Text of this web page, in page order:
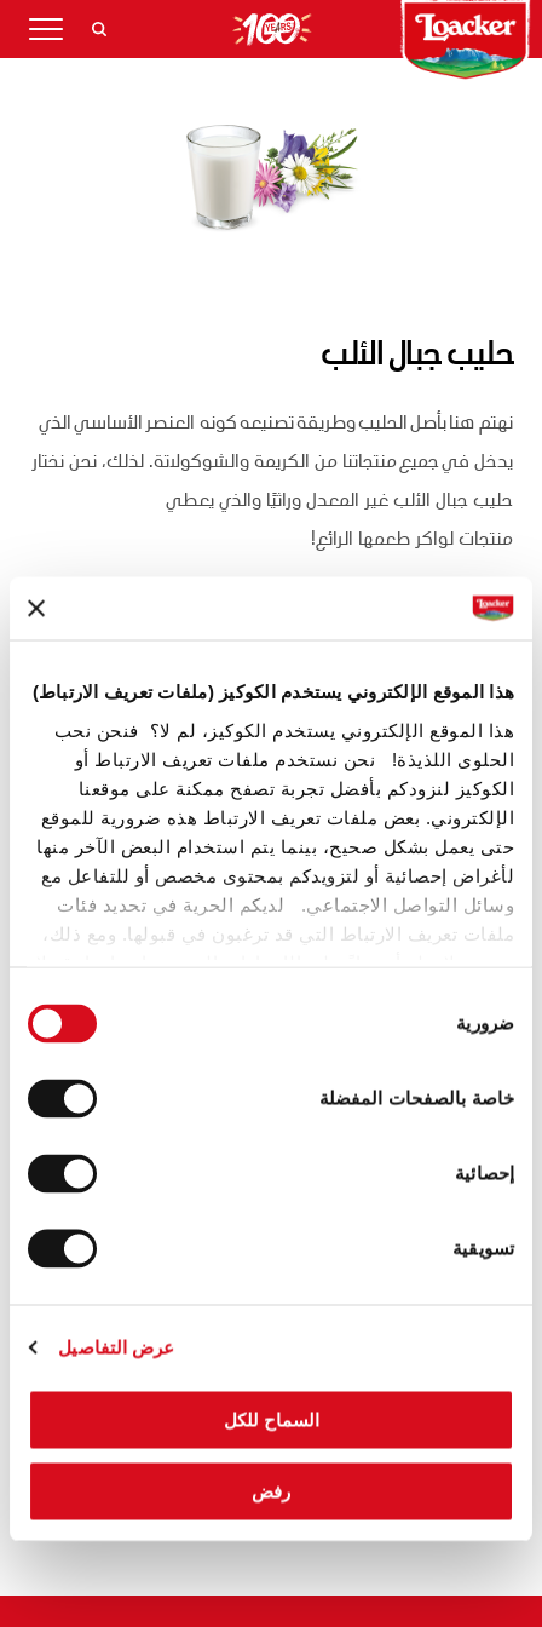
هذا الموقع الإلكتروني يستخدم الكوكيز (ملفات تعريف الارتباط)
هذا الموقع الإلكتروني يستخدم الكوكيز، لم لا؟ فنحن نحب
الحلوى اللذيذة! نحن نستخدم ملفات تعريف الارتباط أو
الكوكيز لنزودكم بأفضل تجربة تصفح ممكنة على موقعنا
الإلكتروني. بعض ملفات تعريف الارتباط هذه ضرورية للموقع
حتى يعمل بشكل صحيح، بينما يتم استخدام البعض الآخر منها
لأغراض إحصائية أو لتزويدكم بمحتوى مخصص أو للتفاعل مع
وسائل التواصل الاجتماعي. لديكم الحرية في تحديد فئات
ملفات تعريف الارتباط التي قد ترغبون في قبولها. ومع ذلك،
(template: Cookies Cookiebot information letter_AR V2.0)
الموافقة
ضرورية
خاصة بالصفحات المفضلة
إحصائية
تسويقية
عرض التفاصيل
السماح للكل
رفض
حليب جبال الألب
نهتم هنا بأصل الحليب وطريقة تصنيعه كونه العنصر الأساسي الذي
يدخل في جميع منتجاتنا من الكريمة والشوكولاتة. لذلك، نحن نختار
حليب جبال الألب غير المعدل وراثيًا والذي يعطي
منتجات لواكر طعمها الرائع!
حليب جبال الألب الخاص بنا: قلب الكريمة
تمامًا كالمناظر الطبيعية التي تحيط بنا، يعكس الحليب الذي
نستخدمه نقاء الجبال وطبيعة الطعم والروائح الرائعة.
تذوق أي كريمة أو شوكولاتة من لواكر، وستشعر على الفور
بالعناية التي نوليها لهذا العنصر، حتى نتأكد من حصولك على
أنقى وألذ الحلويات!
حليب جبال الألب الغير معدّل وراثيًا الخاص بنا
١٠٠٪ من الحليب الذي نستعمله في لواكر مصدره مزارع جبلية
صغيرة في جبال الألب وهو غير معدّل وراثيًا.